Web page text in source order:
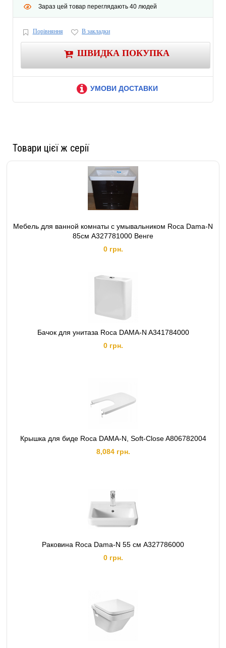
Зараз цей товар переглядають 40 людей
Порівняння В закладки
ШВИДКА ПОКУПКА
УМОВИ ДОСТАВКИ
Товари цієї ж серії
Мебель для ванной комнаты с умывальником Roca Dama-N
85см A327781000 Венге
0 грн.
Бачок для унитаза Roca DAMA-N A341784000
0 грн.
Крышка для биде Roca DAMA-N, Soft-Close A806782004
8,084 грн.
Раковина Roca Dama-N 55 см A327786000
0 грн.